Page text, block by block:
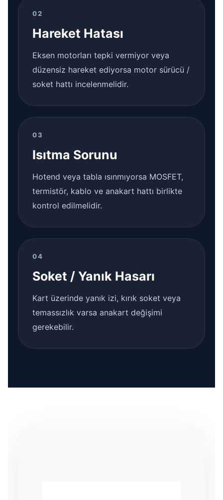
02
Hareket Hatası
Eksen motorları tepki vermiyor veya
düzensiz hareket ediyorsa motor sürücü /
soket hattı incelenmelidir.
03
Isıtma Sorunu
Hotend veya tabla ısınmıyorsa MOSFET,
termistör, kablo ve anakart hattı birlikte
kontrol edilmelidir.
04
Soket / Yanık Hasarı
Kart üzerinde yanık izi, kırık soket veya
temassızlık varsa anakart değişimi
gerekebilir.